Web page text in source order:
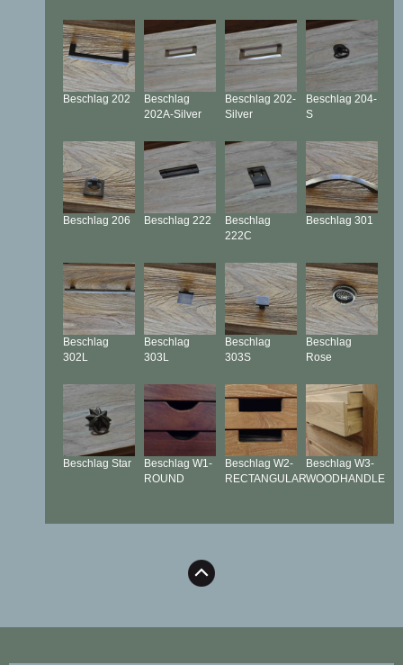
Beschlag 202
Beschlag
202A-Silver
Beschlag 202-
Silver
Beschlag 204-
S
Beschlag 206 Beschlag 222
Beschlag
222C
Beschlag 301
Beschlag
302L
Beschlag
303L
Beschlag
303S
Beschlag
Rose
Beschlag Star Beschlag W1-
ROUND
Beschlag W2-
RECTANGULAR
Beschlag W3-
WOODHANDLE